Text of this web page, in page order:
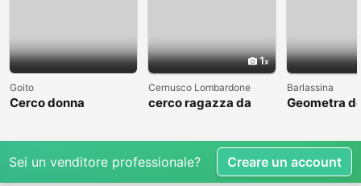
Goito
Cerco donna
1
Cernusco Lombardone
cerco ragazza da
Barlassina
Geometra
Sei un venditore professionale? Creare un account